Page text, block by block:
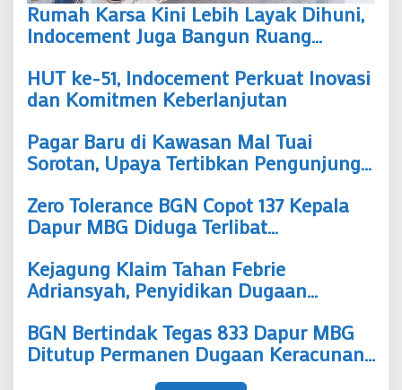
Rumah Karsa Kini Lebih Layak Dihuni,
Indocement Juga Bangun Ruang
HUT ke-51, Indocement Perkuat Inovasi
dan Komitmen Keberlanjutan
Pagar Baru di Kawasan Mal Tuai
Sorotan, Upaya Tertibkan Pengunjung
Zero Tolerance BGN Copot 137 Kepala
Dapur MBG Diduga Terlibat
Kejagung Klaim Tahan Febrie
Adriansyah, Penyidikan Dugaan
BGN Bertindak Tegas 833 Dapur MBG
Ditutup Permanen Dugaan Keracunan
Massal di Semarang Jadi Alarm